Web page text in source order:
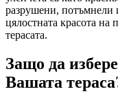
разрушени, потъмнели
цялостната красота на
терасата.
Защо да
Вашата